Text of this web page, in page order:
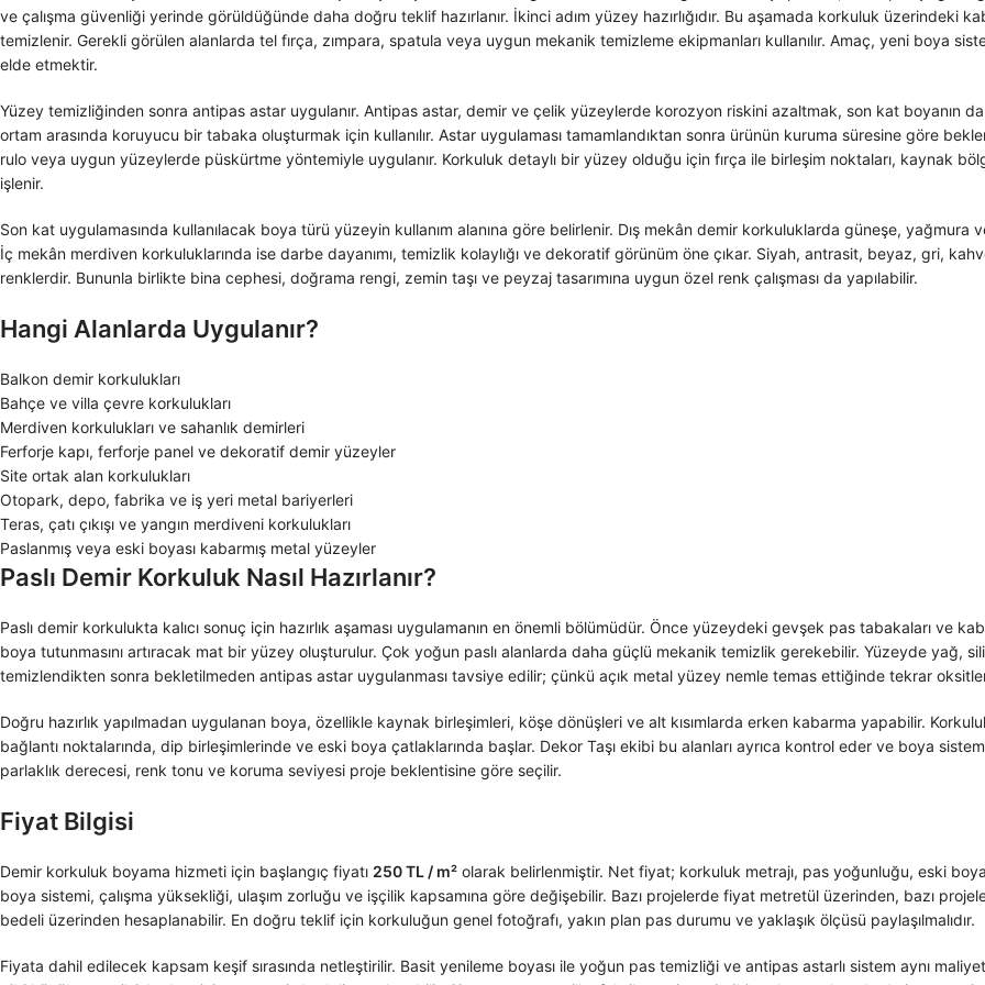
ve çalışma güvenliği yerinde görüldüğünde daha doğru teklif hazırlanır. İkinci adım yüzey hazırlığıdır. Bu aşamada korkuluk üzerindeki
temizlenir. Gerekli görülen alanlarda tel fırça, zımpara, spatula veya uygun mekanik temizleme ekipmanları kullanılır. Amaç, yeni boya
elde etmektir.
Yüzey temizliğinden sonra antipas astar uygulanır. Antipas astar, demir ve çelik yüzeylerde korozyon riskini azaltmak, son kat boyanın
ortam arasında koruyucu bir tabaka oluşturmak için kullanılır. Astar uygulaması tamamlandıktan sonra ürünün kuruma süresine göre
rulo veya uygun yüzeylerde püskürtme yöntemiyle uygulanır. Korkuluk detaylı bir yüzey olduğu için fırça ile birleşim noktaları, kaynak
işlenir.
Son kat uygulamasında kullanılacak boya türü yüzeyin kullanım alanına göre belirlenir. Dış mekân demir korkuluklarda güneşe, yağmura
İç mekân merdiven korkuluklarında ise darbe dayanımı, temizlik kolaylığı ve dekoratif görünüm öne çıkar. Siyah, antrasit, beyaz, gri,
renklerdir. Bununla birlikte bina cephesi, doğrama rengi, zemin taşı ve peyzaj tasarımına uygun özel renk çalışması da yapılabilir.
Hangi Alanlarda Uygulanır?
Balkon demir korkulukları
Bahçe ve villa çevre korkulukları
Merdiven korkulukları ve sahanlık demirleri
Ferforje kapı, ferforje panel ve dekoratif demir yüzeyler
Site ortak alan korkulukları
Otopark, depo, fabrika ve iş yeri metal bariyerleri
Teras, çatı çıkışı ve yangın merdiveni korkulukları
Paslanmış veya eski boyası kabarmış metal yüzeyler
Paslı Demir Korkuluk Nasıl Hazırlanır?
Paslı demir korkulukta kalıcı sonuç için hazırlık aşaması uygulamanın en önemli bölümüdür. Önce yüzeydeki gevşek pas tabakaları ve
boya tutunmasını artıracak mat bir yüzey oluşturulur. Çok yoğun paslı alanlarda daha güçlü mekanik temizlik gerekebilir. Yüzeyde yağ,
temizlendikten sonra bekletilmeden antipas astar uygulanması tavsiye edilir; çünkü açık metal yüzey nemle temas ettiğinde tekrar
Doğru hazırlık yapılmadan uygulanan boya, özellikle kaynak birleşimleri, köşe dönüşleri ve alt kısımlarda erken kabarma yapabilir.
bağlantı noktalarında, dip birleşimlerinde ve eski boya çatlaklarında başlar. Dekor Taşı ekibi bu alanları ayrıca kontrol eder ve boya
parlaklık derecesi, renk tonu ve koruma seviyesi proje beklentisine göre seçilir.
Fiyat Bilgisi
Demir korkuluk boyama hizmeti için başlangıç fiyatı 250 TL / m² olarak belirlenmiştir. Net fiyat; korkuluk metrajı, pas yoğunluğu, eski
boya sistemi, çalışma yüksekliği, ulaşım zorluğu ve işçilik kapsamına göre değişebilir. Bazı projelerde fiyat metretül üzerinden, bazı
bedeli üzerinden hesaplanabilir. En doğru teklif için korkuluğun genel fotoğrafı, yakın plan pas durumu ve yaklaşık ölçüsü paylaşılmalıdır.
Fiyata dahil edilecek kapsam keşif sırasında netleştirilir. Basit yenileme boyası ile yoğun pas temizliği ve antipas astarlı sistem aynı